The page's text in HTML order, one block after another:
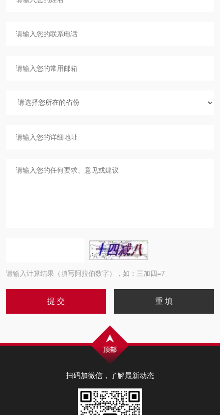
请输入计算结果（填写阿拉伯数字），如：三加四=7
扫码加微信，了解最新动态